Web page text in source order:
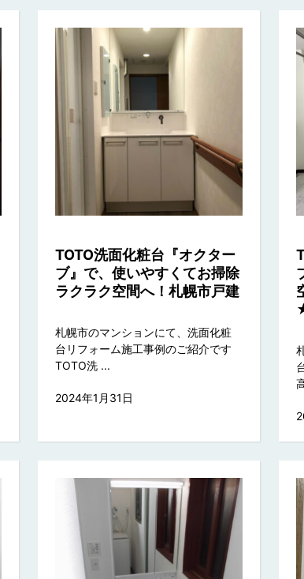
TOTO洗面化粧台『オクター
ブ』で、使いやすくてお掃除
ラクラク空間へ！札幌市戸建
札幌市のマンションにて、洗面化粧
台リフォーム施工事例のご紹介です
TOTO洗 ...
2024年1月31日